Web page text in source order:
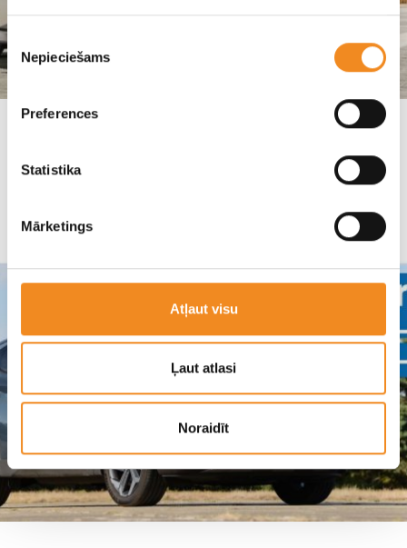
Piekrišanas
izvēle
Nepieciešams
Preferences
Statistika
Mārketings
Atļaut visu
Ļaut atlasi
Noraidīt